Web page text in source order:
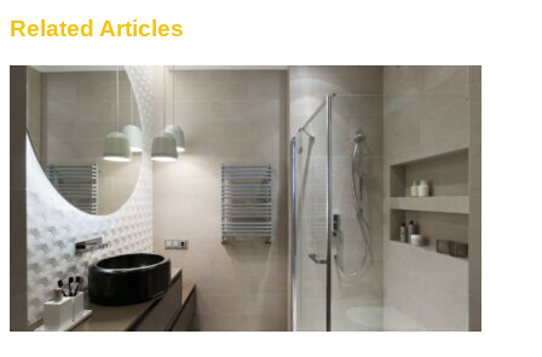
Related Articles